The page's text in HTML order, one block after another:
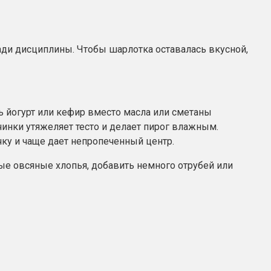
дисциплины. Чтобы шарлотка оставалась вкусной,
или кефир вместо масла или сметаны
утяжеляет тесто и делает пирог влажным.
и чаще дает непропеченный центр.
овсяные хлопья, добавить немного отрубей или